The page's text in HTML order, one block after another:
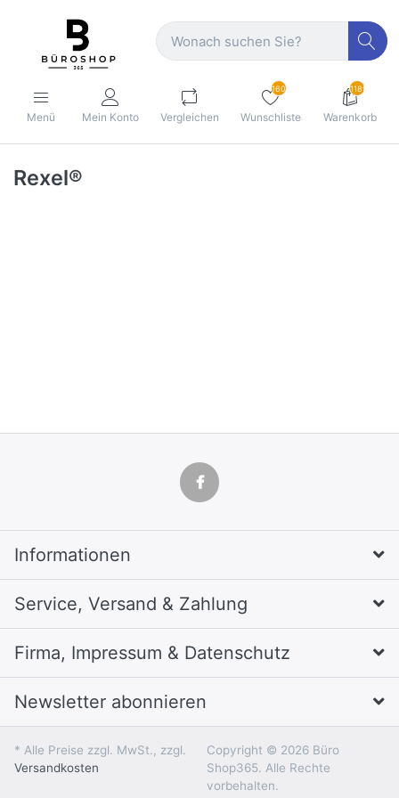
Menü Mein Konto Vergleichen
160
Wunschliste
1189
Warenkorb
Rexel®
Informationen
Service, Versand & Zahlung
Firma, Impressum & Datenschutz
Newsletter abonnieren
* Alle Preise zzgl. MwSt., zzgl.
Versandkosten
Copyright © 2026 Büro
Shop365. Alle Rechte
vorbehalten.